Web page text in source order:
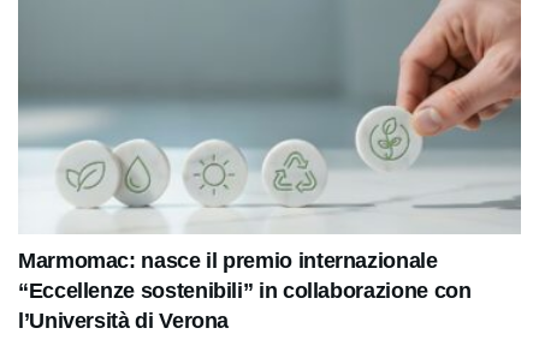
Marmomac: nasce il premio internazionale
“Eccellenze sostenibili” in collaborazione con
l’Università di Verona